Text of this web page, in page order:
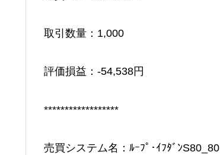
取引数量：1,000
評価損益：-54,538円
******************
売買システム名：ﾙｰﾌﾟ･ｲﾌﾀﾞﾝS80_80